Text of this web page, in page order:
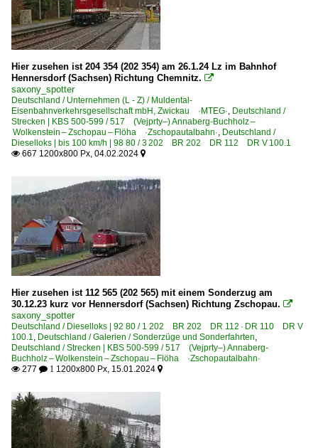
Hier zusehen ist 204 354 (202 354) am 26.1.24 Lz im Bahnhof
Hennersdorf (Sachsen) Richtung Chemnitz. 
saxony_spotter
Deutschland / Unternehmen (L - Z) / Muldental-
Eisenbahnverkehrsgesellschaft mbH, Zwickau ·MTEG·, Deutschland /
Strecken | KBS 500-599 / 517 (Vejprty–) Annaberg-Buchholz –
Wolkenstein – Zschopau – Flöha ·Zschopautalbahn·, Deutschland /
Dieselloks | bis 100 km/h | 98 80 / 3 202 BR 202 DR 112 DR V 100.1
 667 1200x800 Px, 04.02.2024 
Hier zusehen ist 112 565 (202 565) mit einem Sonderzug am
30.12.23 kurz vor Hennersdorf (Sachsen) Richtung Zschopau. 
saxony_spotter
Deutschland / Dieselloks | 92 80 / 1 202 BR 202 DR 112 · DR 110 DR V
100.1, Deutschland / Galerien / Sonderzüge und Sonderfahrten,
Deutschland / Strecken | KBS 500-599 / 517 (Vejprty–) Annaberg-
Buchholz – Wolkenstein – Zschopau – Flöha ·Zschopautalbahn·
 277  1 1200x800 Px, 15.01.2024 